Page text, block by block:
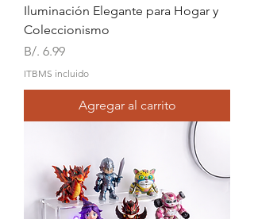
Iluminación Elegante para Hogar y
Coleccionismo
Precio
B/. 6.99
ITBMS incluido
Agregar al carrito